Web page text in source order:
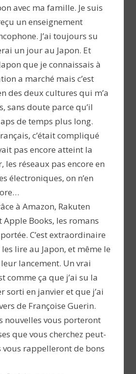
avec ma famille. Je suis
un enseignement
J’ai toujours su
un jour au Japon. Et
que je connaissais à
a marché mais c’est
des deux cultures qui m’a
sans doute parce qu’il
de temps plus long.
c’était compliqué
pas encore atteint la
les réseaux pas encore en
électroniques, on n’en
à Amazon, Rakuten
Books, les romans
C’est extraordinaire
lire au Japon, et même le
lancement. Un vrai
comme ça que j’ai su la
sorti en janvier et que j’ai
de Françoise Guerin.
nouvelles vous porteront
que vous cherchez peut-
vous rappelleront de bons